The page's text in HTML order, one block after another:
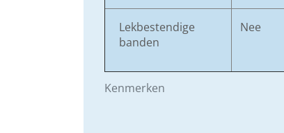
Kenmerken
Lekbestendige
banden
Nee